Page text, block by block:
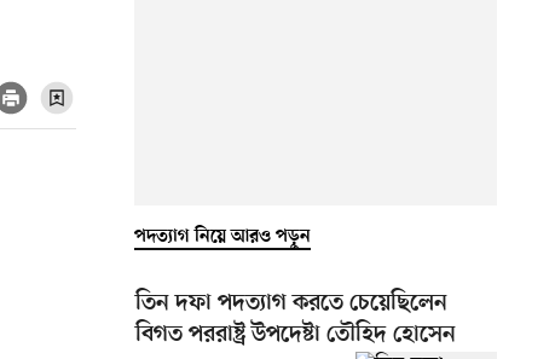
পদত্যাগ নিয়ে আরও পড়ুন
তিন দফা পদত্যাগ করতে চেয়েছিলেন
বিগত পররাষ্ট্র উপদেষ্টা তৌহিদ হোসেন